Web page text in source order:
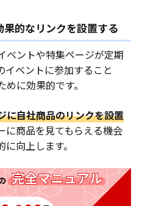
的なリンクを設置する
ベントや特集ページが定期
イベントに参加すること
に効果的です。
に自社商品のリンクを設置
に商品を見てもらえる機会
向上します。